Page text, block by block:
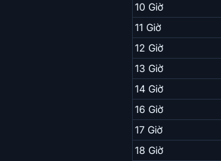
10 Giờ
11 Giờ
12 Giờ
13 Giờ
14 Giờ
16 Giờ
17 Giờ
18 Giờ